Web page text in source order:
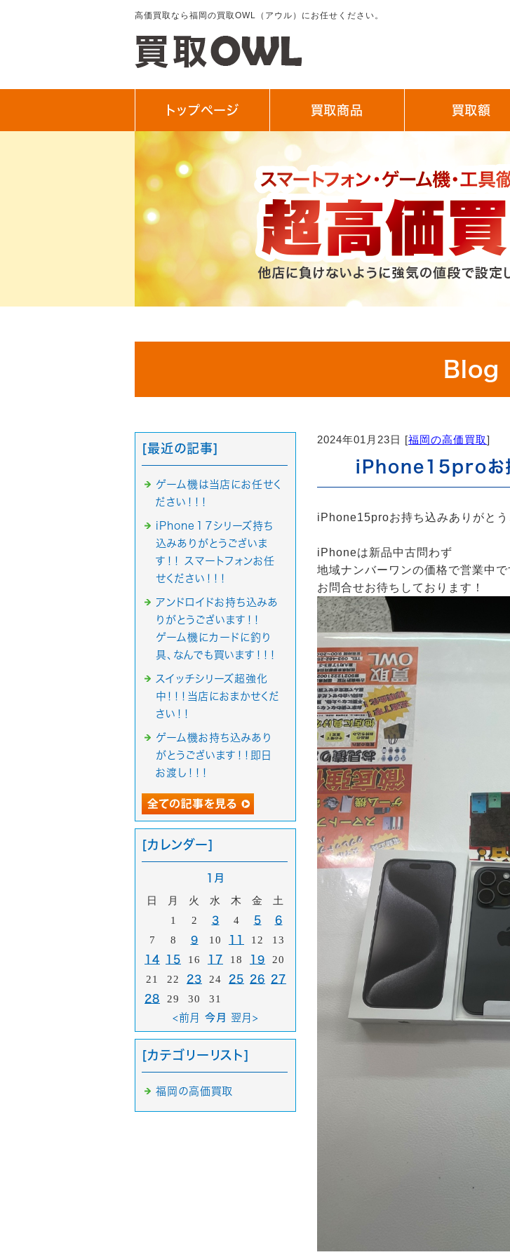
高価買取なら福岡の買取OWL（アウル）にお任せください。
トップぺージ 買取商品 買取額
Blog
2024年01月23日 [福岡の高価買取]
iPhone15proお持
iPhone15proお持ち込みありがとう
iPhoneは新品中古問わず
地域ナンバーワンの価格で営業中で
お問合せお待ちしております！
[最近の記事]
ゲーム機は当店にお任せく
ださい！！！
iPhone１７シリーズ持ち
込みありがとうございま
す！！ スマートフォンお任
せください！！！
アンドロイドお持ち込みあ
りがとうございます！！
ゲーム機にカードに釣り
具、なんでも買います！！！
スイッチシリーズ超強化
中！！！当店におまかせくだ
さい！！
ゲーム機お持ち込みあり
がとうございます！！即日
お渡し！！！
[カレンダー]
1月
日 月 火 水 木 金
土
1
2 3 4 5 6
7 8 9 10 11 12 13
14 15 16 17 18 19
20
21
22 23 24 25 26
27
28
29 30 31
<前月 今月 翌月>
[カテゴリーリスト]
福岡の高価買取